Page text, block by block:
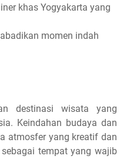
khas Yogyakarta yang
momen indah
destinasi wisata yang
Keindahan budaya dan
atmosfer yang kreatif dan
tempat yang wajib